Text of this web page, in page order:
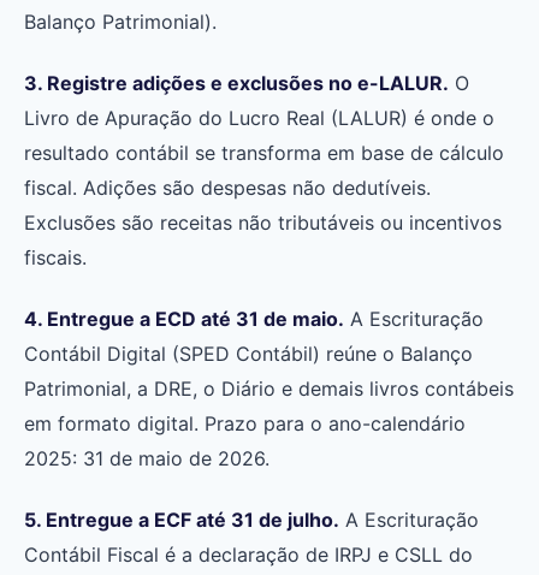
Balanço Patrimonial).
3. Registre adições e exclusões no e-LALUR. O
Livro de Apuração do Lucro Real (LALUR) é onde o
resultado contábil se transforma em base de cálculo
fiscal. Adições são despesas não dedutíveis.
Exclusões são receitas não tributáveis ou incentivos
fiscais.
4. Entregue a ECD até 31 de maio. A Escrituração
Contábil Digital (SPED Contábil) reúne o Balanço
Patrimonial, a DRE, o Diário e demais livros contábeis
em formato digital. Prazo para o ano-calendário
2025: 31 de maio de 2026.
5. Entregue a ECF até 31 de julho. A Escrituração
Contábil Fiscal é a declaração de IRPJ e CSLL do